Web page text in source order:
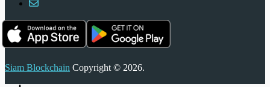
Siam Blockchain Copyright © 2026.